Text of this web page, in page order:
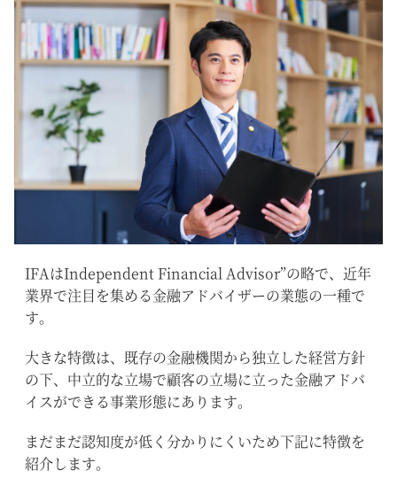
IFAはIndependent Financial Advisor”の略で、近年
業界で注目を集める金融アドバイザーの業態の一種で
す。
大きな特徴は、既存の金融機関から独立した経営方針
の下、中立的な立場で顧客の立場に立った金融アドバ
イスができる事業形態にあります。
まだまだ認知度が低く分かりにくいため下記に特徴を
紹介します。